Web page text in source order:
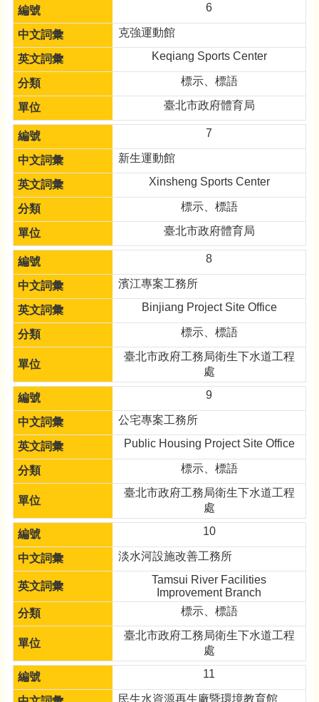
6
克強運動館
Keqiang Sports Center
標示、標語
臺北市政府體育局
7
新生運動館
Xinsheng Sports Center
標示、標語
臺北市政府體育局
8
濱江專案工務所
Binjiang Project Site Office
標示、標語
臺北市政府工務局衛生下水道工程
處
9
公宅專案工務所
Public Housing Project Site Office
標示、標語
臺北市政府工務局衛生下水道工程
處
10
淡水河設施改善工務所
Tamsui River Facilities
Improvement Branch
標示、標語
臺北市政府工務局衛生下水道工程
處
11
民生水資源再生廠暨環境教育館